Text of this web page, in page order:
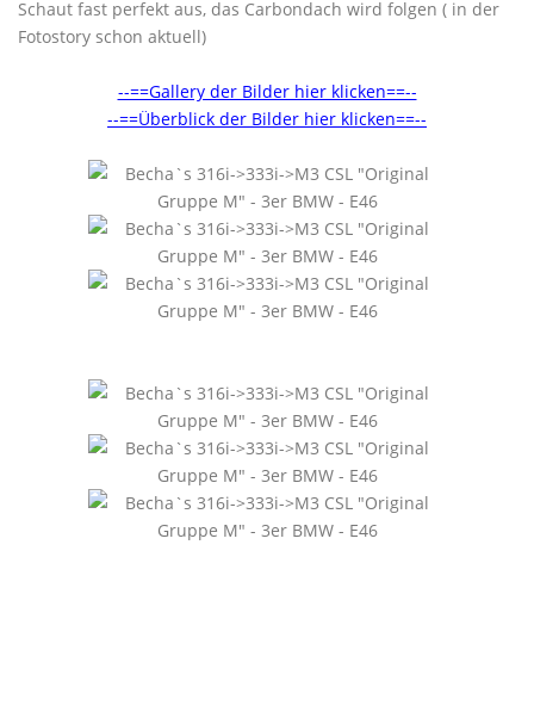
Schaut fast perfekt aus, das Carbondach wird folgen ( in der
Fotostory schon aktuell)
--==Gallery der Bilder hier klicken==--
--==Überblick der Bilder hier klicken==--